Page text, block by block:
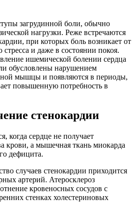
загрудинной боли, обычно
нагрузки. Реже встречаются
при которых боль возникает от
и даже в состоянии покоя.
ишемической болении сердца
обусловлены нарушением
мышцы и появляются в периоды,
повышенную потребность в
стенокардии
когда сердце не получает
крови, а мышечная ткань миокарда
дефицита.
случаев стенокардии приходится
артерий. Атеросклероз
кровеносных сосудов с
стенках холестериновых